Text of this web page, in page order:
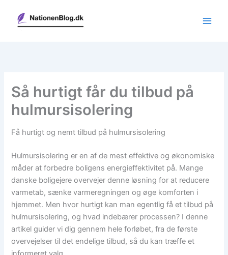
indholdet
Så hurtigt får du tilbud på
hulmursisolering
Få hurtigt og nemt tilbud på hulmursisolering
Hulmursisolering er en af de mest effektive og økonomiske
måder at forbedre boligens energieffektivitet på. Mange
danske boligejere overvejer denne løsning for at reducere
varmetab, sænke varmeregningen og øge komforten i
hjemmet. Men hvor hurtigt kan man egentlig få et tilbud på
hulmursisolering, og hvad indebærer processen? I denne
artikel guider vi dig gennem hele forløbet, fra de første
overvejelser til det endelige tilbud, så du kan træffe et